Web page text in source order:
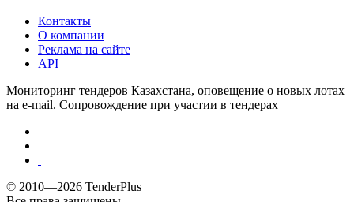
Контакты
О компании
Реклама на сайте
API
Мониторинг тендеров Казахстана, оповещение о новых лотах
на e-mail. Сопровождение при участии в тендерах
© 2010—2026 TenderPlus